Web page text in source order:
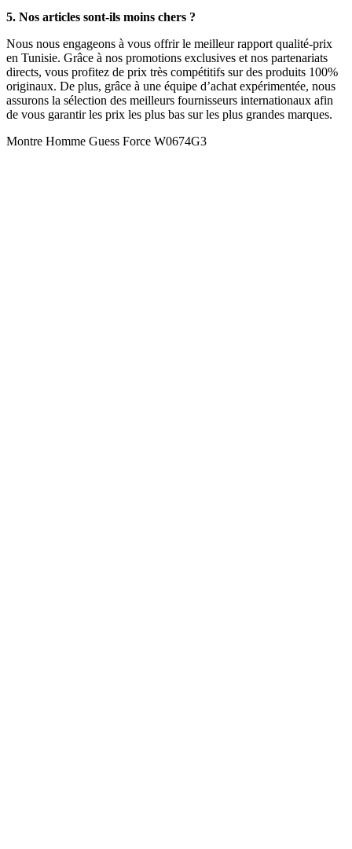
5. Nos articles sont-ils moins chers ?
Nous nous engageons à vous offrir le meilleur rapport qualité-prix
en Tunisie. Grâce à nos promotions exclusives et nos partenariats
directs, vous profitez de prix très compétitifs sur des produits 100%
originaux. De plus, grâce à une équipe d’achat expérimentée, nous
assurons la sélection des meilleurs fournisseurs internationaux afin
de vous garantir les prix les plus bas sur les plus grandes marques.
Montre Homme Guess Force W0674G3